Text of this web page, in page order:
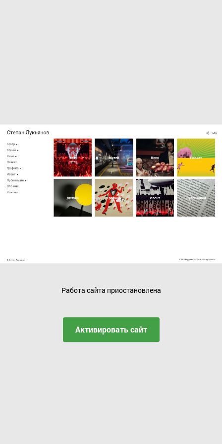
Работа сайта приостановлена
Активировать сайт